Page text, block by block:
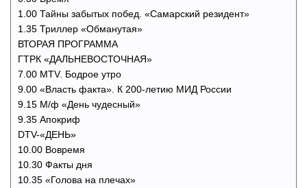
1.00 Тайны забытых побед. «Самарский резидент»
1.35 Триллер «Обманутая»
ВТОРАЯ ПРОГРАММА
ГТРК «ДАЛЬНЕВОСТОЧНАЯ»
7.00 MTV. Бодрое утро
9.00 «Власть факта». К 200-летию МИД России
9.15 М/ф «День чудесный»
9.35 Апокриф
DTV-«ДЕНЬ»
10.00 Вовремя
10.30 Факты дня
10.35 «Голова на плечах»